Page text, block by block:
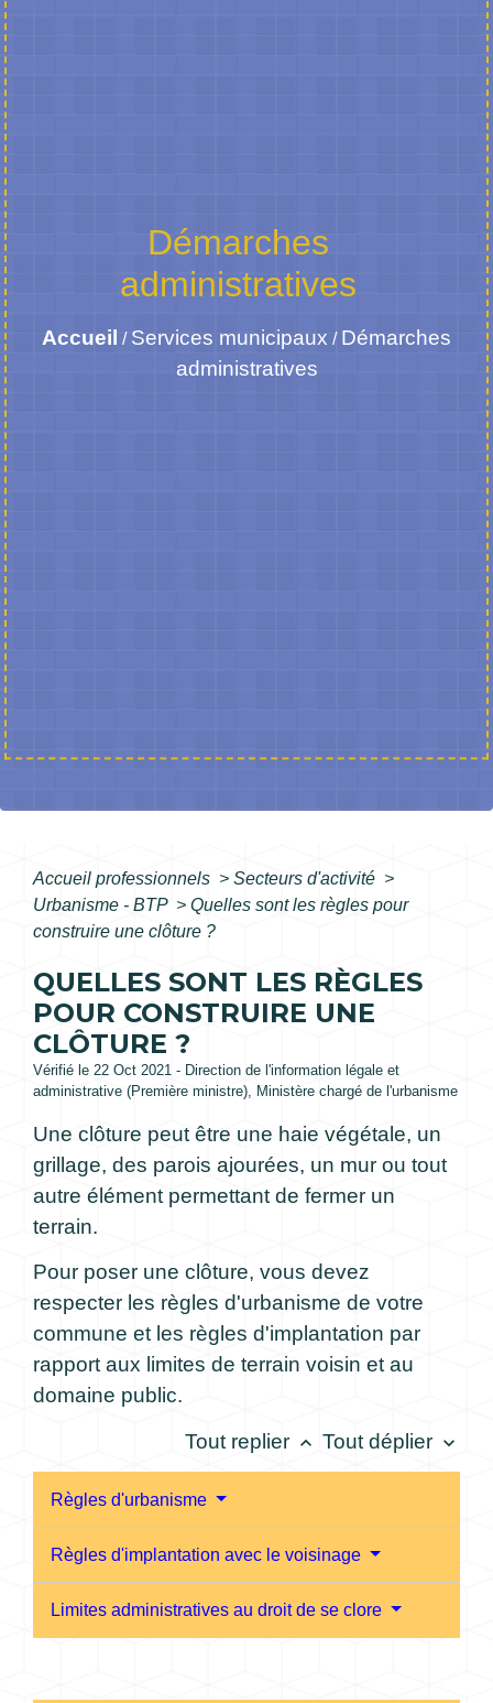
Démarches
administratives
Accueil / Services municipaux / Démarches
administratives
Accueil professionnels > Secteurs d'activité >
Urbanisme - BTP > Quelles sont les règles pour
construire une clôture ?
QUELLES SONT LES RÈGLES
POUR CONSTRUIRE UNE
CLÔTURE ?
Vérifié le 22 Oct 2021 - Direction de l'information légale et
administrative (Première ministre), Ministère chargé de l'urbanisme
Une clôture peut être une haie végétale, un
grillage, des parois ajourées, un mur ou tout
autre élément permettant de fermer un
terrain.
Pour poser une clôture, vous devez
respecter les règles d'urbanisme de votre
commune et les règles d'implantation par
rapport aux limites de terrain voisin et au
domaine public.
Tout replier keyboard_arrow_up Tout déplier keyboard_arrow_down
Règles d'urbanisme
Règles d'implantation avec le voisinage
Limites administratives au droit de se clore